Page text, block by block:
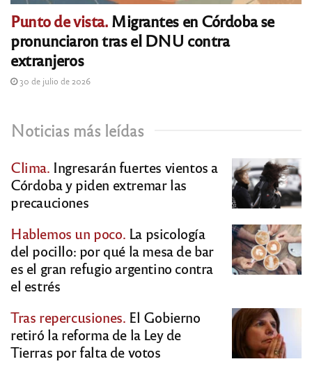
Punto de vista.Migrantes en Córdoba se
pronunciaron tras el DNU contra
extranjeros
30 de julio de 2026
Noticias más leídas
Clima. Ingresarán fuertes vientos a
Córdoba y piden extremar las
precauciones
Hablemos un poco. La psicología
del pocillo: por qué la mesa de bar
es el gran refugio argentino contra
el estrés
Tras repercusiones. El Gobierno
retiró la reforma de la Ley de
Tierras por falta de votos